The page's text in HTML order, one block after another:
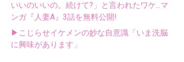
いいのいいの。続けて?」と言われたワケ...マ
ンガ『人妻A』3話を無料公開!
▶こじらせイケメンの妙な自意識「いま洗脳
に興味があります」